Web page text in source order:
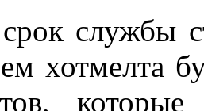
службы
хотмелта